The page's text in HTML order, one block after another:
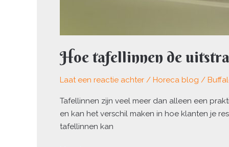
Hoe tafellinnen de
Laat een reactie achter / Horeca blog /
Tafellinnen zijn veel meer dan alleen een
en kan het verschil maken in hoe klanten je
tafellinnen kan